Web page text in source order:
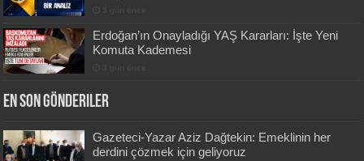
Erdoğan’ın Onayladığı YAŞ Kararları: İşte Yeni
Komuta Kademesi
En Son Gönderiler
Gazeteci-Yazar Aziz Dağtekin: Emeklinin her
derdini çözmek için geliyoruz